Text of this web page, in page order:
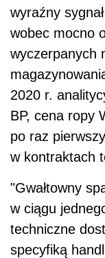
wyraźny
wobec mocno
wyczerpanych
2020 r.
BP, cena ropy
po raz
w kontraktach
"Gwałtowny
w ciągu
techniczne
specyfiką